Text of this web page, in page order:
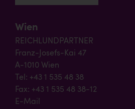
Wien
REICHLUNDPARTNER
Franz-Josefs-Kai 47
A-1010 Wien
Tel: +43 1 535 48 38
Fax: +43 1 535 48 38-12
E-Mail